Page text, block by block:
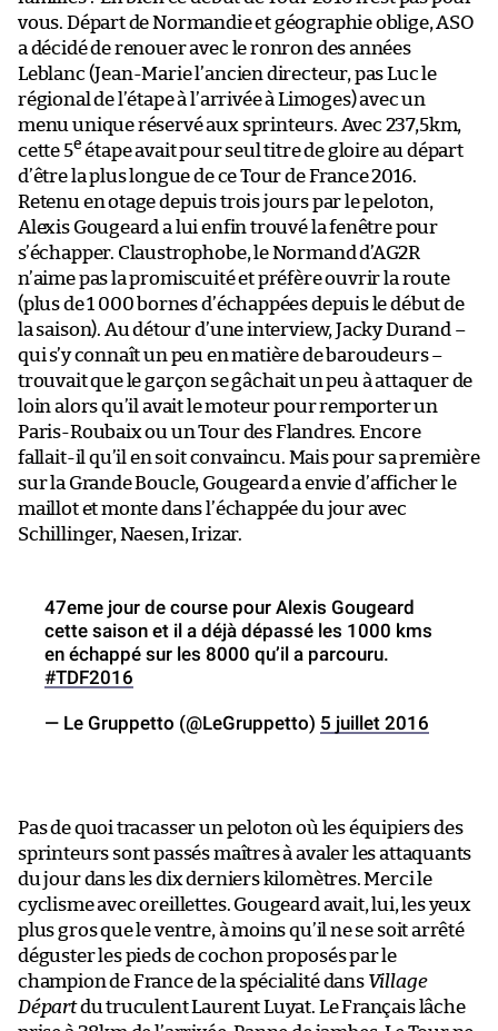
vous. Départ de Normandie et géographie oblige, ASO
a décidé de renouer avec le ronron des années
Leblanc (Jean-Marie l’ancien directeur, pas Luc le
régional de l’étape à l’arrivée à Limoges) avec un
menu unique réservé aux sprinteurs. Avec 237,5km,
cette 5e étape avait pour seul titre de gloire au départ
d’être la plus longue de ce Tour de France 2016.
Retenu en otage depuis trois jours par le peloton,
Alexis Gougeard a lui enfin trouvé la fenêtre pour
s’échapper. Claustrophobe, le Normand d’AG2R
n’aime pas la promiscuité et préfère ouvrir la route
(plus de 1 000 bornes d’échappées depuis le début de
la saison). Au détour d’une interview, Jacky Durand –
qui s’y connaît un peu en matière de baroudeurs –
trouvait que le garçon se gâchait un peu à attaquer de
loin alors qu’il avait le moteur pour remporter un
Paris-Roubaix ou un Tour des Flandres. Encore
fallait-il qu’il en soit convaincu. Mais pour sa première
sur la Grande Boucle, Gougeard a envie d’afficher le
maillot et monte dans l’échappée du jour avec
Schillinger, Naesen, Irizar.
47eme jour de course pour Alexis Gougeard
cette saison et il a déjà dépassé les 1000 kms
en échappé sur les 8000 qu’il a parcouru.
#TDF2016
— Le Gruppetto (@LeGruppetto) 5 juillet 2016
Pas de quoi tracasser un peloton où les équipiers des
sprinteurs sont passés maîtres à avaler les attaquants
du jour dans les dix derniers kilomètres. Merci le
cyclisme avec oreillettes. Gougeard avait, lui, les yeux
plus gros que le ventre, à moins qu’il ne se soit arrêté
déguster les pieds de cochon proposés par le
champion de France de la spécialité dans Village
Départdu truculent Laurent Luyat. Le Français lâche